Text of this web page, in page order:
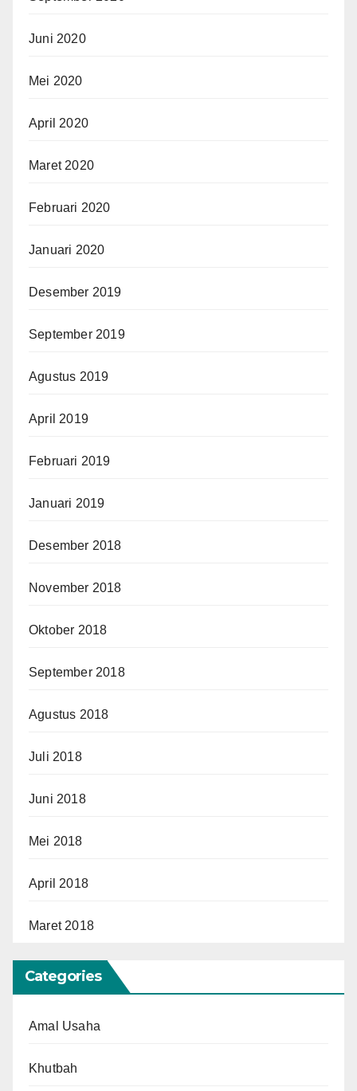
Juni 2020
Mei 2020
April 2020
Maret 2020
Februari 2020
Januari 2020
Desember 2019
September 2019
Agustus 2019
April 2019
Februari 2019
Januari 2019
Desember 2018
November 2018
Oktober 2018
September 2018
Agustus 2018
Juli 2018
Juni 2018
Mei 2018
April 2018
Maret 2018
Categories
Amal Usaha
Khutbah